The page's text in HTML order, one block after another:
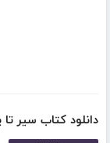
دانلود کتاب سیر تا